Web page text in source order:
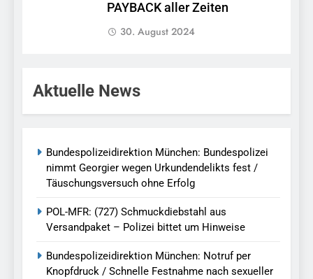
PAYBACK aller Zeiten
30. August 2024
Aktuelle News
Bundespolizeidirektion München: Bundespolizei
nimmt Georgier wegen Urkundendelikts fest /
Täuschungsversuch ohne Erfolg
POL-MFR: (727) Schmuckdiebstahl aus
Versandpaket – Polizei bittet um Hinweise
Bundespolizeidirektion München: Notruf per
Knopfdruck / Schnelle Festnahme nach sexueller